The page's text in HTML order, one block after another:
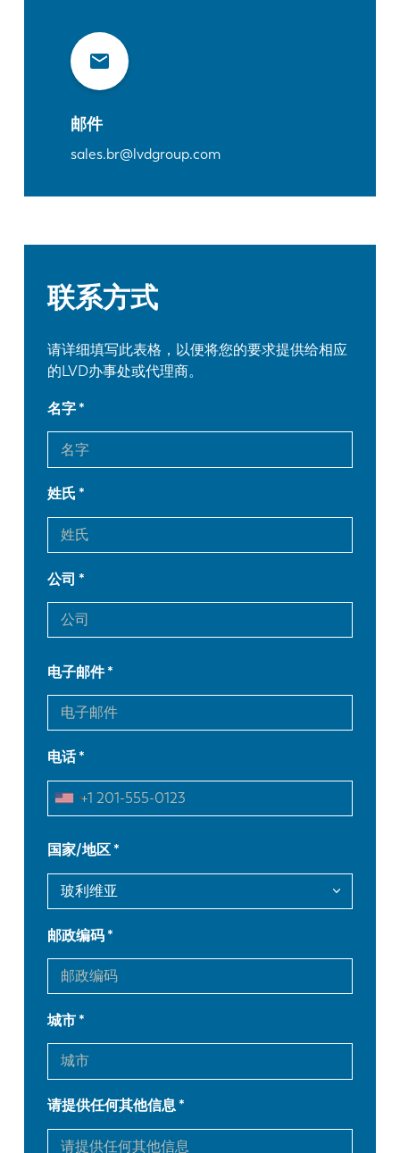
邮件
sales.br@lvdgroup.com
联系方式
请详细填写此表格，以便将您的要求提供给相应
的LVD办事处或代理商。
名字
姓氏
公司
电子邮件
电话
国家/地区
邮政编码
城市
请提供任何其他信息
DE
ES
KO